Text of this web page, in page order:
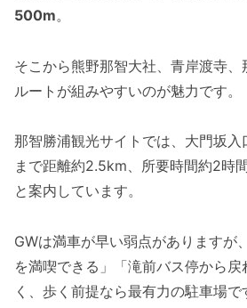
500m。
そこから熊野那智大社、青岸渡寺
ルートが組みやすいのが魅力です。
那智勝浦観光サイトでは、大門坂
まで距離約2.5km、所要時間約2時
と案内しています。
GWは満車が早い弱点がありますが
を満喫できる」「滝前バス停から
く、歩く前提なら最有力の駐車場で